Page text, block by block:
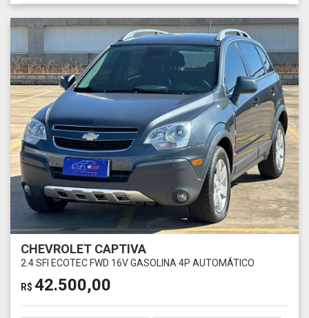
CHEVROLET CAPTIVA
2.4 SFI ECOTEC FWD 16V GASOLINA 4P AUTOMÁTICO
R$ 42.500,00